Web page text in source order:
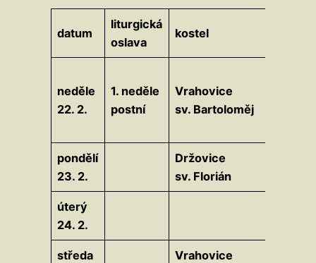
datum
liturgická
oslava
kostel
neděle
22. 2.
1. neděle
postní
Vrahovice
sv. Bartoloměj
pondělí
23. 2.
Držovice
sv. Florián
úterý
24. 2.
středa
Vrahovice